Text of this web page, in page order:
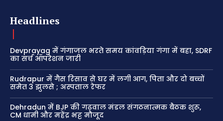
Headlines
Devprayag में गंगाजल भरते समय कांवड़िया गंगा में बहा, SDRF
का सर्च ऑपरेशन जारी
Rudrapur में गैस रिसाव से घर में लगी आग, पिता और दो बच्चों
समेत 3 झुलसे ; अस्पताल रेफर
Dehradun में BJP की गढ़वाल मंडल संगठनात्मक बैठक शुरू,
CM धामी और महेंद्र भट्ट मौजूद